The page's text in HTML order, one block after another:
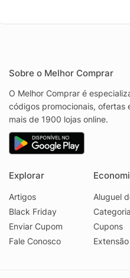
Sobre o Melhor Comprar
O Melhor Comprar é
códigos promocionais, ofertas
mais de 1900 lojas online.
Explorar
Artigos
Black Friday
Enviar Cupom
Fale Conosco
Aluguel
Cupons
Extensão